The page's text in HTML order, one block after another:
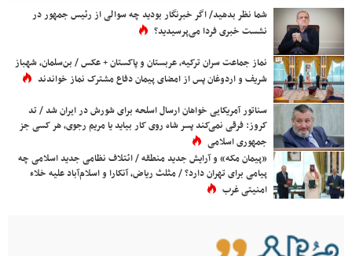
شما نظر بدهید/ اگر خبرنگار بودید چه سوالی از رئیس جمهور در
نشست خبری فردا می‌پرسیدید؟
نماز جماعت سران ترکیه، عربستان و پاکستان + عکس / بن‌سلمان، شهباز
شریف و اردوغان پس از امضای پیمان دفاع مشترک نماز خواندند
سناتور آمریکایی خواهان ارسال اسلحه برای شورش در ایران شد / تد
کروز: فرقی نمی‌کند پسر شاه روی کار بیاید یا مریم رجوی، هر کسی جز
جمهوری اسلامی
«پیمان مکه» و آرایش جدید منطقه / ائتلاف نظامی جدید اسلامی چه
پیامی برای تهران دارد؟ / مثلث ریاض، آنکارا و اسلام‌آباد علیه خلاء
امنیتی غرب